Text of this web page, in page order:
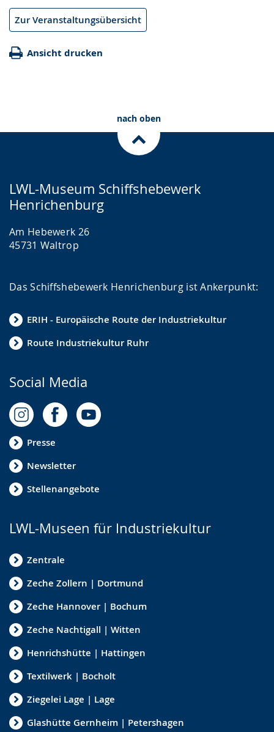
Zur Veranstaltungsübersicht
Ansicht drucken
nach oben
LWL-Museum Schiffshebewerk
Henrichenburg
Am Hebewerk 26
45731 Waltrop
Das Schiffshebewerk Henrichenburg ist Ankerpunkt:
ERIH - Europäische Route der Industriekultur
Route Industriekultur Ruhr
Social Media
Presse
Newsletter
Stellenangebote
LWL-Museen für Industriekultur
Zentrale
Zeche Zollern | Dortmund
Zeche Hannover | Bochum
Zeche Nachtigall | Witten
Henrichshütte | Hattingen
Textilwerk | Bocholt
Ziegelei Lage | Lage
Glashütte Gernheim | Petershagen